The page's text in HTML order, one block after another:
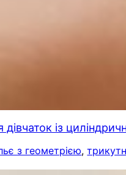
із
з геометрією,